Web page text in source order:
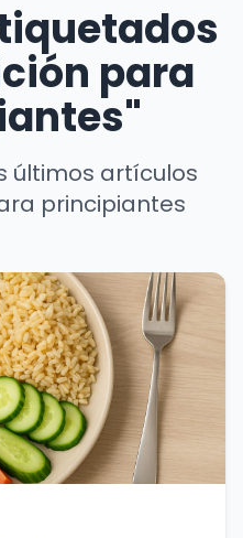
para
últimos artículos
principiantes